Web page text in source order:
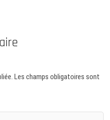
Les champs obligatoires sont